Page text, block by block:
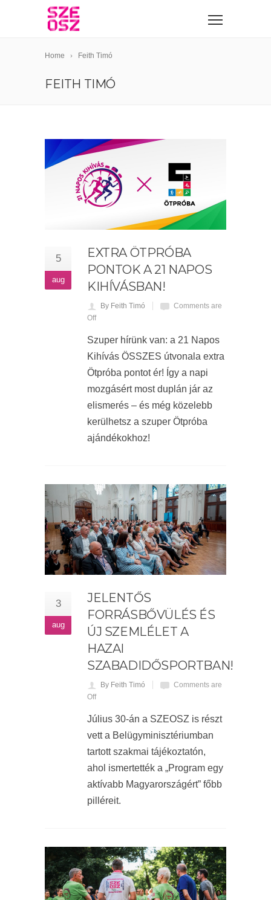
Home Feith Timó
FEITH TIMÓ
5
aug
EXTRA ÖTPRÓBA
PONTOK A 21 NAPOS
KIHÍVÁSBAN!
By Feith Timó
Comments are
Off
Szuper hírünk van: a 21 Napos
Kihívás ÖSSZES útvonala extra
Ötpróba pontot ér! Így a napi
mozgásért most duplán jár az
elismerés – és még közelebb
kerülhetsz a szuper Ötpróba
ajándékokhoz!
3
aug
JELENTŐS
FORRÁSBŐVÜLÉS ÉS
ÚJ SZEMLÉLET A
HAZAI
SZABADIDŐSPORTBAN!
By Feith Timó
Comments are
Off
Július 30-án a SZEOSZ is részt
vett a Belügyminisztériumban
tartott szakmai tájékoztatón,
ahol ismertették a „Program egy
aktívabb Magyarországért” főbb
pilléreit.